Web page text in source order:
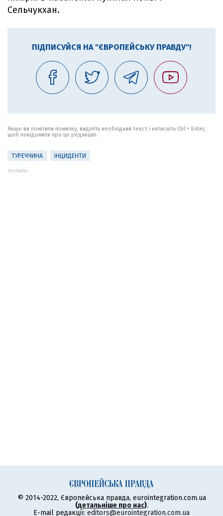
Сельчукхан.
ПІДПИСУЙСЯ НА "ЄВРОПЕЙСЬКУ ПРАВДУ"!
Якщо ви помітили помилку, виділіть необхідний текст і натисніть Ctrl + Enter,
щоб повідомити про це редакцію.
ТУРЕЧЧИНА ІНЦИДЕНТИ
РЕКЛАМА:
© 2014-2022, Європейська правда, eurointegration.com.ua
(детальніше про нас).
E-mail редакції: editors@eurointegration.com.ua